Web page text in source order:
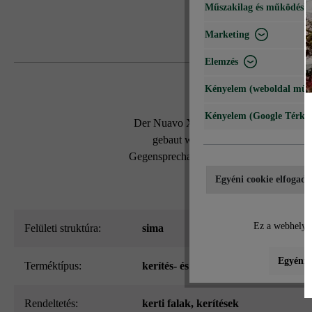
Der Nuavo XL Zaun ist als schöner
gebaut werden. Geschnittene
Gegensprechanlagen an und können auf
Felületi struktúra: sima
Terméktípus: kerítés- és falazókő
Rendeltetés: kerti falak, kerítések
Műszakilag és
Marketing
Elemzés
Kényelem (weboldal
Kényelem (Google
Egyéni cookie
Ez a webhely
Egyéni